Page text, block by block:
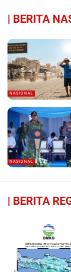
| BERITA
NASIONAL
NASIONAL
| BERITA